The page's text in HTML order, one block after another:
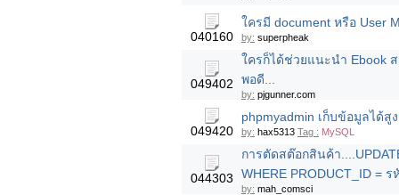
040160
ใครมี document หรือ User
by: superpheak
049402
ใครก็ได้ช่วยแนะนำ Ebook
พอดี...
by: pjgunner.com
049420
phpmyadmin เก็บข้อมูลได้
by: hax5313 Tag : MySQL
044303
การตัดสต๊อกสินค้า
WHERE PRODUCT_ID =
by: mah_comsci